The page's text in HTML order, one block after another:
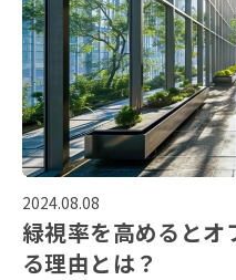
2024.08.08
緑視率を高めると
る理由とは？